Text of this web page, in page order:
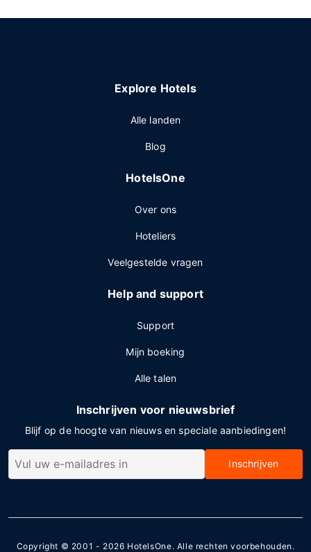
Explore Hotels
Alle landen
Blog
HotelsOne
Over ons
Hoteliers
Veelgestelde vragen
Help and support
Support
Mijn boeking
Alle talen
Inschrijven voor nieuwsbrief
Blijf op de hoogte van nieuws en speciale aanbiedingen!
Inschrijven
Copyright © 2001 - 2026 HotelsOne. Alle rechten voorbehouden.